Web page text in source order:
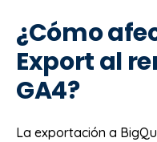
¿Cómo
Export al
GA4?
La exportación a